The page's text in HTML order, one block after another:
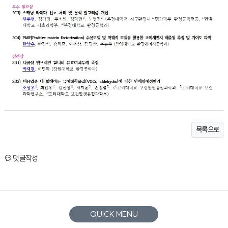
목록으로
댓글작성
QUICK MENU